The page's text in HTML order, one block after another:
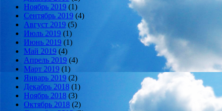
Ноябрь 2019 (1)
Сентябрь 2019 (4)
Август 2019 (5)
Июль 2019 (1)
Июнь 2019 (1)
Май 2019 (4)
Апрель 2019 (4)
Март 2019 (1)
Январь 2019 (2)
Декабрь 2018 (1)
Ноябрь 2018 (3)
Октябрь 2018 (2)